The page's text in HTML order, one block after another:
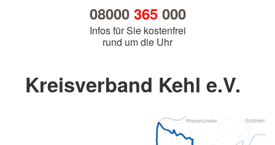
08000 365000
Infos für Sie kostenfrei
rund um die Uhr
Kreisverband Kehl e.V.